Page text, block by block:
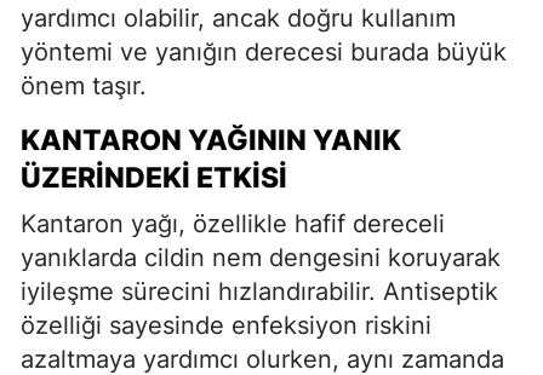
yardımcı olabilir, ancak doğru kullanım
yöntemi ve yanığın derecesi burada büyük
önem taşır.
KANTARON YAĞININ YANIK
ÜZERINDEKI ETKISI
Kantaron yağı, özellikle hafif dereceli
yanıklarda cildin nem dengesini koruyarak
iyileşme sürecini hızlandırabilir. Antiseptik
özelliği sayesinde enfeksiyon riskini
azaltmaya yardımcı olurken, aynı zamanda